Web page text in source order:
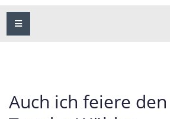
Auch ich feiere